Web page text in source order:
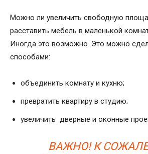
Можно ли увеличить свободную
расставить мебель в маленькой
Иногда это возможно. Это можно
способами:
объединить комнату и кухню;
превратить квартиру в студию;
увеличить дверные и оконные
ВАЖНО! К